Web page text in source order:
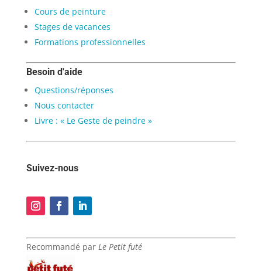
Cours de peinture
Stages de vacances
Formations professionnelles
Besoin d'aide
Questions/réponses
Nous contacter
Livre : « Le Geste de peindre »
Suivez-nous
Recommandé par Le Petit futé